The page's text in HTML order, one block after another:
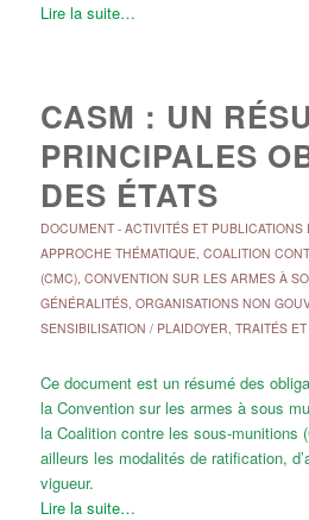
Lire la suite…
CASM : UN
PRINCIPALES
DES ÉTATS
DOCUMENT- ACTIVITÉS ET PUBLICATIONS
APPROCHE THÉMATIQUE, COALITION
(CMC), CONVENTION SUR LES ARMES À
GÉNÉRALITÉS, ORGANISATIONS NON
SENSIBILISATION / PLAIDOYER, TRAITÉS
Ce document est un résumé des
la Convention sur les armes à sous
la Coalition contre les sous-munitions
ailleurs les modalités de ratification,
vigueur.
Lire la suite…